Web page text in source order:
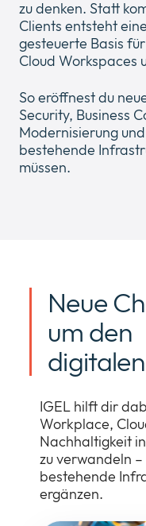
zu denken. Statt
Clients entsteht
gesteuerte Basis
Cloud Workspaces
So eröffnest du
Security, Business
Modernisierung
bestehende
müssen.
Neue
um den
digitalen
IGEL hilft dir
Workplace,
Nachhaltigkeit
zu verwandeln
bestehende
ergänzen.